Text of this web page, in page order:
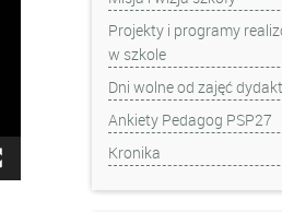
Projekty i programy
w szkole
Dni wolne od zajęć
Ankiety Pedagog PSP27
Kronika